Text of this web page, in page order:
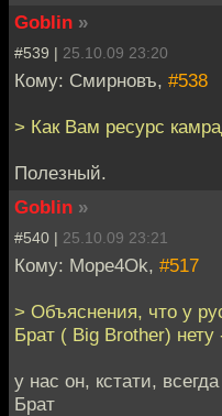
Goblin »
#539 | 25.10.09 23:20
Кому: Смирновъ, #538
> Как Вам ресурс
Полезный.
Goblin »
#540 | 25.10.09 23:21
Кому: Mope4Ok, #517
> Объяснения, что у
Брат ( Big Brother) нету
у нас он, кстати,
Брат